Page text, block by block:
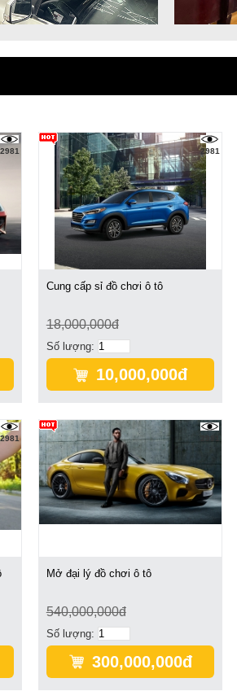
2981 2981
Cung cấp sỉ đồ chơi ô tô
18,000,000đ
Số lượng:
10,000,000đ
2981
Mở đại lý đồ chơi ô tô
540,000,000đ
Số lượng:
300,000,000đ